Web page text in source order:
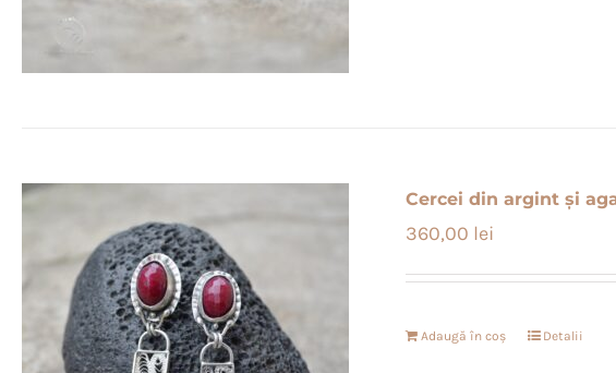
Cercei din argint și
360,00 lei
Adaugă în coș Detalii